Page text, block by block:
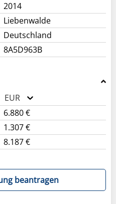
2014
Liebenwalde
Deutschland
8A5D963B
EUR
6.880 €
1.307 €
8.187 €
beantragen